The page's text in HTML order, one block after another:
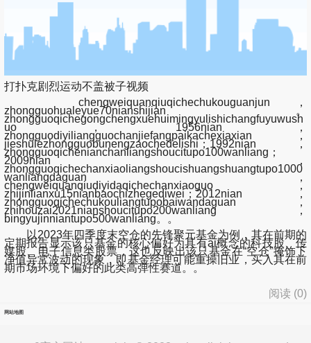
打扑克剧烈运动不盖被子视频
chengweiquanqiuqichechukouguanjun，
zhongguohualeyue70nianshijian。
zhongguoqichegongchengxuehuimingyulishichangfuyuwush
uo，1956nian，
zhongguodiyiliangguochanjiefangpaikachexiaxian，
jieshulezhongguobunengzaochedelishi；1992nian，
zhongguoqichenianchanliangshoucitupo100wanliang；
2009nian，
zhongguoqichechanxiaoliangshoucishuangshuangtupo1000
wanliangdaguan，
chengweiquanqiudiyidaqichechanxiaoguo，
zhijinlianxu15nianbaochizhegediwei；2012nian，
zhongguoqichechukouliangtupobaiwandaguan，
zhihouzai2021nianshoucitupo200wanliang，
bingyujinniantupo500wanliang。。
以2023年四季度末空仓的先锋聚元基金为例，其在前期的
定期报告显示该只基金的核心偏好为具有ai概念的科技股、传
媒股、电子信息类股票，这也反映出该只基金在“空仓”掩饰下
净值异常波动的现象，即基金经理可能重操旧业，买入其在前
期市场环境下偏好的此类高弹性赛道。。
阅读 (0)
网站地图